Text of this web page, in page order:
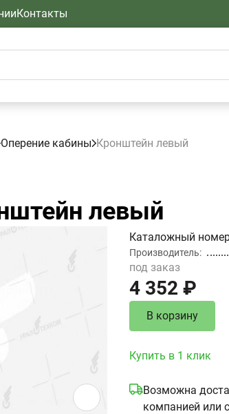
Контакты
Оперение кабины Кронштейн левый
левый
Каталожный
Производитель
под заказ
4 352 ₽
В корзину
Купить в 1 клик
Возможна
компанией или